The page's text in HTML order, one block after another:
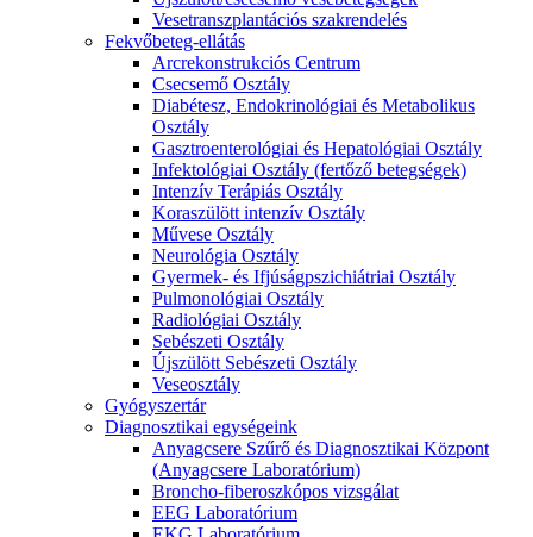
Vesetranszplantációs szakrendelés
Fekvőbeteg-ellátás
Arcrekonstrukciós Centrum
Csecsemő Osztály
Diabétesz, Endokrinológiai és Metabolikus
Osztály
Gasztroenterológiai és Hepatológiai Osztály
Infektológiai Osztály (fertőző betegségek)
Intenzív Terápiás Osztály
Koraszülött intenzív Osztály
Művese Osztály
Neurológia Osztály
Gyermek- és Ifjúságpszichiátriai Osztály
Pulmonológiai Osztály
Radiológiai Osztály
Sebészeti Osztály
Újszülött Sebészeti Osztály
Veseosztály
Gyógyszertár
Diagnosztikai egységeink
Anyagcsere Szűrő és Diagnosztikai Központ
(Anyagcsere Laboratórium)
Broncho-fiberoszkópos vizsgálat
EEG Laboratórium